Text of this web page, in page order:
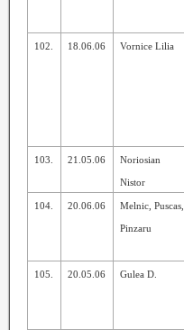
102. 18.06.06 Vornice Lilia
103. 21.05.06 Noriosian
Nistor
104. 20.06.06 Melnic, Puscas,
Pinzaru
105. 20.05.06 Gulea D.